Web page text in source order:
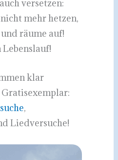
versetzen:
mehr hetzen,
räume auf!
klar
,
Liedversuche!